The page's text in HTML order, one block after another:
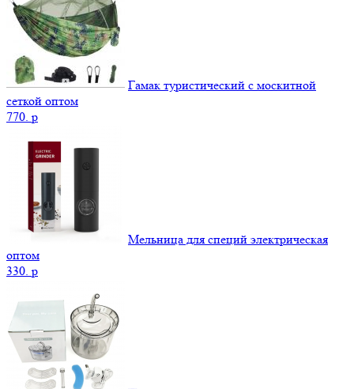
Гамак туристический с москитной
сеткой оптом
770. p
Мельница для специй электрическая
оптом
330. p